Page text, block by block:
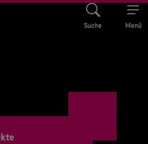
Suche Menü